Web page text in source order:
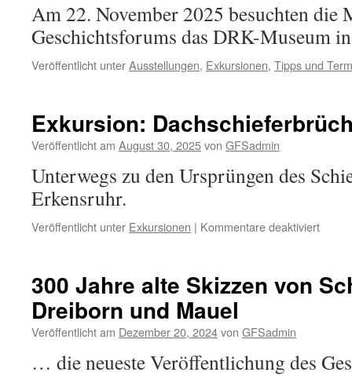
Am 22. November 2025 besuchten die
Geschichtsforums das DRK-Museum
Veröffentlicht unterAusstellungen, Exkursionen, Tipps und
Exkursion:
Veröffentlicht am August 30, 2025von GFSadmin
Unterwegs zu den Ursprüngen des
Erkensruhr.
Veröffentlicht unter Exkursionen | Kommentare deaktiviertfür
300 Jahre alte Skizzen von
Dreiborn und Mauel
Veröffentlicht am Dezember 20, 2024von GFSadmin
… die neueste Veröffentlichung des